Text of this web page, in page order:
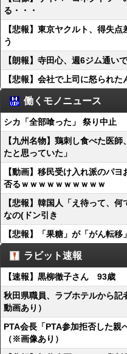
る・・・
【悲報】東京ヤクルト、得失
う
【朗報】寺田心、週6ジム通
【悲報】会社で上司に怒られ
働くモノニュース
シカ「全部喰った」 祭り中止
【九州名物】鶏刺し食べた医
たと思っていた」
【動画】移民受け入れ派のパ
否るｗｗｗｗｗｗｗｗｗｗ
【悲報】韓国人「え待って、
なの(ドン引き
【悲報】「果糖」が「がん転移
ラビット速報
【速報】黒柳徹子さん 93歳
秋田県職員、ラブホテルから
動画あり）
PTA会長「PTA参加拒否した親
（※画像あり）